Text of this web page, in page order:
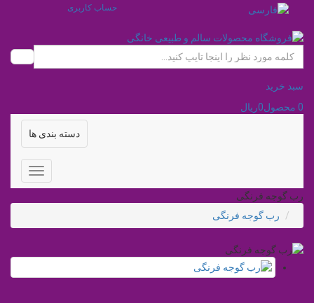
حساب کاربری
سبد خرید
0 محصول0ریال
دسته بندی ها
رب گوجه فرنگی
رب گوجه فرنگی